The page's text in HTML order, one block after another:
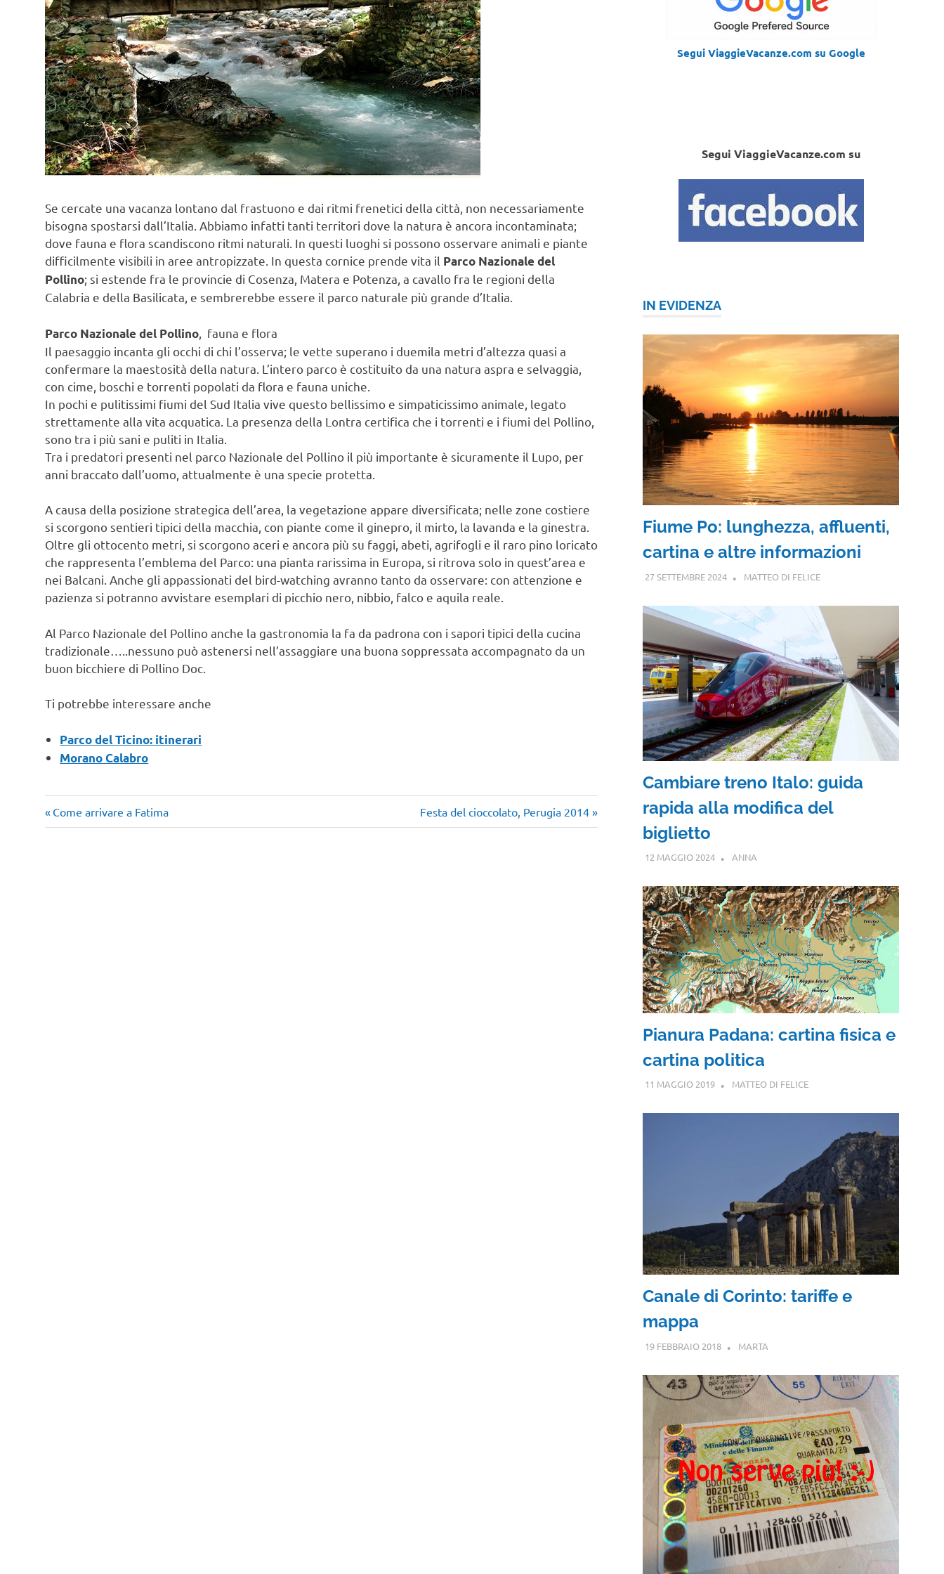
Se cercate una vacanza lontano dal frastuono e dai ritmi frenetici della città, non necessariamente
bisogna spostarsi dall’Italia. Abbiamo infatti tanti territori dove la natura è ancora incontaminata;
dove fauna e flora scandiscono ritmi naturali. In questi luoghi si possono osservare animali e piante
difficilmente visibili in aree antropizzate. In questa cornice prende vita il Parco Nazionale del
Pollino; si estende fra le provincie di Cosenza, Matera e Potenza, a cavallo fra le regioni della
Calabria e della Basilicata, e sembrerebbe essere il parco naturale più grande d’Italia.
Parco Nazionale del Pollino , fauna e flora
Il paesaggio incanta gli occhi di chi l’osserva; le vette superano i duemila metri d’altezza quasi a
confermare la maestosità della natura. L’intero parco è costituito da una natura aspra e selvaggia,
con cime, boschi e torrenti popolati da flora e fauna uniche.
In pochi e pulitissimi fiumi del Sud Italia vive questo bellissimo e simpaticissimo animale, legato
strettamente alla vita acquatica. La presenza della Lontra certifica che i torrenti e i fiumi del Pollino,
sono tra i più sani e puliti in Italia.
Tra i predatori presenti nel parco Nazionale del Pollino il più importante è sicuramente il Lupo, per
anni braccato dall’uomo, attualmente è una specie protetta.
A causa della posizione strategica dell’area, la vegetazione appare diversificata; nelle zone costiere
si scorgono sentieri tipici della macchia, con piante come il ginepro, il mirto, la lavanda e la ginestra.
Oltre gli ottocento metri, si scorgono aceri e ancora più su faggi, abeti, agrifogli e il raro pino loricato
che rappresenta l’emblema del Parco: una pianta rarissima in Europa, si ritrova solo in quest’area e
nei Balcani. Anche gli appassionati del bird-watching avranno tanto da osservare: con attenzione e
pazienza si potranno avvistare esemplari di picchio nero, nibbio, falco e aquila reale.
Al Parco Nazionale del Pollino anche la gastronomia la fa da padrona con i sapori tipici della cucina
tradizionale…..nessuno può astenersi nell’assaggiare una buona soppressata accompagnato da un
buon bicchiere di Pollino Doc.
Ti potrebbe interessare anche
Parco del Ticino: itinerari
Morano Calabro
Navigazione
Articolo
precedente:
Come arrivare a Fatima
Articolo
successivo:
Festa del cioccolato, Perugia 2014
Segui ViaggieVacanze.com su Google
Segui ViaggieVacanze.com su
IN EVIDENZA
Fiume Po: lunghezza, affluenti,
cartina e altre informazioni
27 SETTEMBRE 2024 MATTEO DI FELICE
Cambiare treno Italo: guida
rapida alla modifica del
biglietto
12 MAGGIO 2024 ANNA
Pianura Padana: cartina fisica e
cartina politica
11 MAGGIO 2019 MATTEO DI FELICE
Canale di Corinto: tariffe e
mappa
19 FEBBRAIO 2018 MARTA